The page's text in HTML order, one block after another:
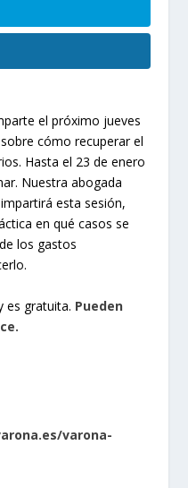
el próximo jueves
cómo recuperar el
Hasta el 23 de enero
Nuestra abogada
esta sesión,
en qué casos se
los gastos
es gratuita. Pueden
varona-